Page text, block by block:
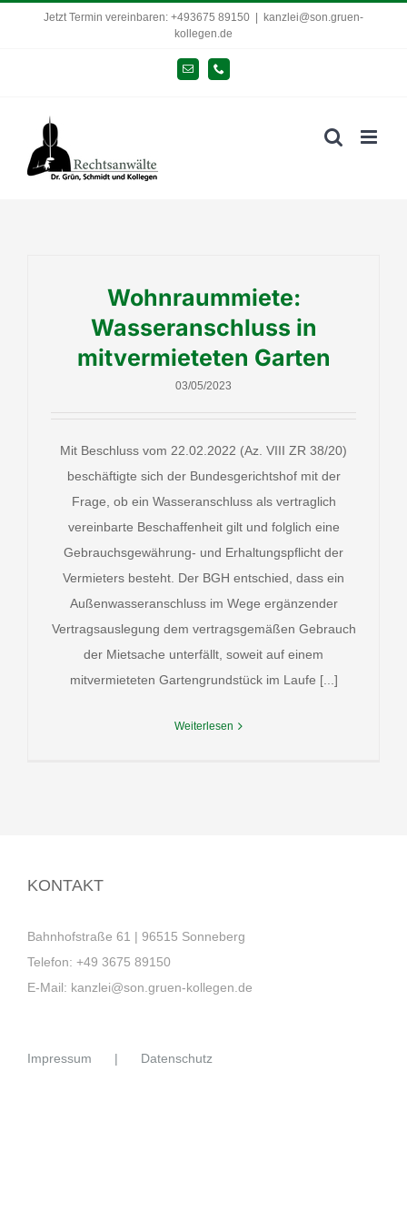
Jetzt Termin vereinbaren: +493675 89150
kanzlei@son.gruen-
kollegen.de
E-
Mail
Telefon
Wohnraummiete:
Wasseranschluss in
mitvermieteten Garten
03/05/2023
Mit Beschluss vom 22.02.2022 (Az. VIII ZR 38/20)
beschäftigte sich der Bundesgerichtshof mit der
Frage, ob ein Wasseranschluss als vertraglich
vereinbarte Beschaffenheit gilt und folglich eine
Gebrauchsgewährung- und Erhaltungspflicht der
Vermieters besteht. Der BGH entschied, dass ein
Außenwasseranschluss im Wege ergänzender
Vertragsauslegung dem vertragsgemäßen Gebrauch
der Mietsache unterfällt, soweit auf einem
mitvermieteten Gartengrundstück im Laufe [...]
Weiterlesen
KONTAKT
Bahnhofstraße 61 | 96515 Sonneberg
Telefon: +49 3675 89150
E-Mail: kanzlei@son.gruen-kollegen.de
Impressum Datenschutz